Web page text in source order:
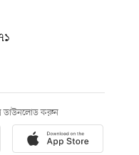
ডাউনলোড করুন